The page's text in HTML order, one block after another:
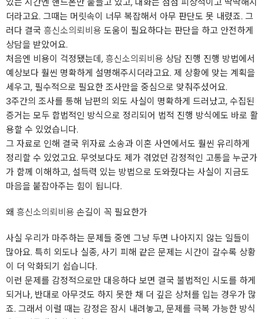
더라고요. 그때는 머릿속이 너무 복잡해서 아무 판단도 못 내렸죠. 그
러다 결국 흥신소의뢰비용 도움이 필요하다는 판단을 하고 안전하게
상담을 받았어요.
처음엔 비용이 걱정됐는데,흥신소의뢰비용 상담 진행 진행 방법에서
예상보다 훨씬 명확하게 설명해주시더라고요. 제 상황에 맞는 계획을
세우고, 필수적으로 필요한 조사만을 중심으로 맞춰주셨어요.
3주간의 조사를 통해 남편의 외도 사실이 명확하게 드러났고, 수집된
증거는 모두 합법적인 방식으로 정리되어 법적 진행 방식에도 바로 활
용할 수 있었습니다.
그 자료로 인해 결국 위자료 소송과 이혼 사연에서도 훨씬 유리하게
정리할 수 있었고요. 무엇보다도 제가 겪었던 감정적인 고통을 누군가
가 함께 이해하고, 설득력 있는 방법으로 도와줬다는 사실이 지금도
마음을 붙잡아주는 힘이 됩니다.
왜 흥신소의뢰비용 손길이 꼭 필요한가
사실 우리가 마주하는 문제들 중엔 그냥 두면 나아지지 않는 일들이
많아요. 특히 외도나 실종, 사기 피해 같은 문제는 시간이 갈수록 상황
이 더 악화되기 쉽습니다.
이런 문제를 감정적으로만 대응하다 보면 결국 불법적인 시도를 하게
되거나, 반대로 아무것도 하지 못한 채 더 깊은 상처를 입는 경우가 많
죠. 그래서 이럴 때는 감정은 잠시 내려놓고, 문제를 극복 가능한 방식